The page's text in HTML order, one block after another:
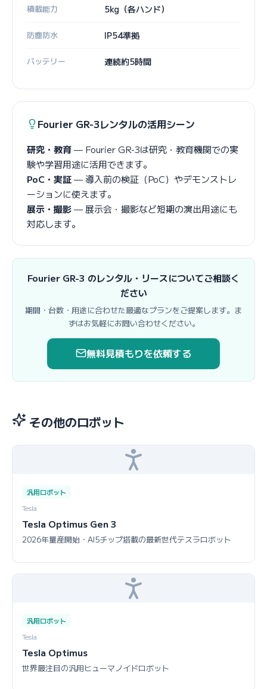
積載能力 5kg（各ハンド）
防塵防水 IP54準拠
バッテリー 連続約5時間
Fourier GR-3レンタルの活用シーン
研究・教育— Fourier GR-3は研究・教育機関での実
験や学習用途に活用できます。
PoC・実証— 導入前の検証（PoC）やデモンストレ
ーションに使えます。
展示・撮影— 展示会・撮影など短期の演出用途にも
対応します。
Fourier GR-3 のレンタル・リースについてご相談く
ださい
期間・台数・用途に合わせた最適なプランをご提案します。ま
ずはお気軽にお問い合わせください。
無料見積もりを依頼する
その他のロボット
汎用ロボット
Tesla
Tesla Optimus Gen 3
2026年量産開始・AI5チップ搭載の最新世代テスラロボット
汎用ロボット
Tesla
Tesla Optimus
世界最注目の汎用ヒューマノイドロボット